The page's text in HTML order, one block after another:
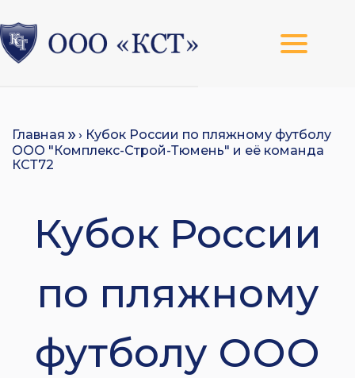
Главная
› Кубок России по пляжному футболу
ООО "Комплекс-Строй-Тюмень" и её команда
КСТ72
Кубок России
по пляжному
футболу ООО